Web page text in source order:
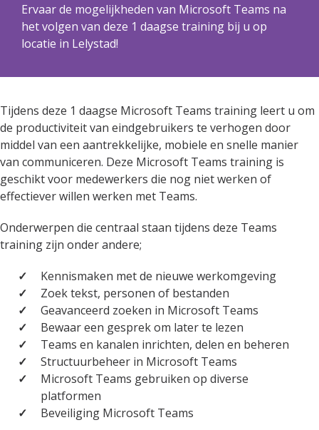
Ervaar de mogelijkheden van Microsoft Teams na
het volgen van deze 1 daagse training bij u op
locatie in Lelystad!
Tijdens deze 1 daagse Microsoft Teams training leert u om
de productiviteit van eindgebruikers te verhogen door
middel van een aantrekkelijke, mobiele en snelle manier
van communiceren. Deze Microsoft Teams training is
geschikt voor medewerkers die nog niet werken of
effectiever willen werken met Teams.
Onderwerpen die centraal staan tijdens deze Teams
training zijn onder andere;
Kennismaken met de nieuwe werkomgeving
Zoek tekst, personen of bestanden
Geavanceerd zoeken in Microsoft Teams
Bewaar een gesprek om later te lezen
Teams en kanalen inrichten, delen en beheren
Structuurbeheer in Microsoft Teams
Microsoft Teams gebruiken op diverse
platformen
Beveiliging Microsoft Teams